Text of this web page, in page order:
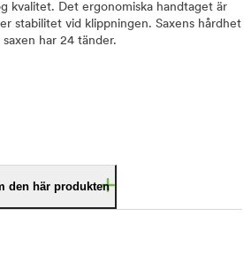
kvalitet. Det ergonomiska handtaget är
stabilitet vid klippningen. Saxens hårdhet
har 24 tänder.
den här produkten